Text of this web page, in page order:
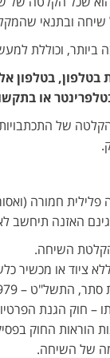
שיחה ובתנאי
וכוללת
בטלפון
או
של
חמורה
האזנה תיחשב
השיחה.
ציוד או מכשיר
חוק הגנת הפרטיות,
הוראות החוק
של השיחה.